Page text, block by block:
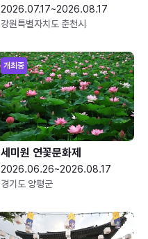
2026.07.17~2026.08.17
강원특별자치도 춘천시
개최중
세미원 연꽃문화제
2026.06.26~2026.08.17
경기도 양평군